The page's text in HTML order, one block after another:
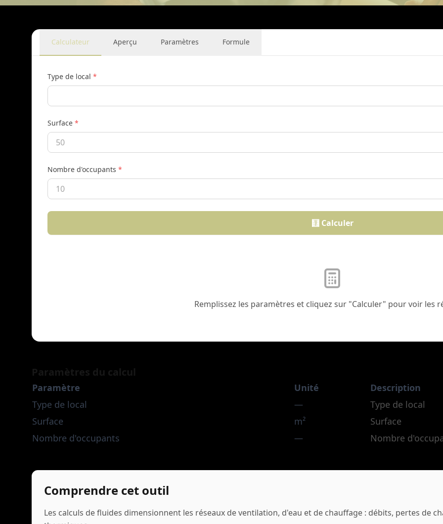
Calculateur Aperçu Paramètres Formule
Type de local *
Surface *
Nombre d'occupants *
🧮 Calculer
Remplissez les paramètres et cliquez sur "Calculer" pour voir les
Paramètre Unité
Description
Type de local
—
Type de local
Surface
m²
Surface
Nombre d'occupants
— Nombre
Comprendre cet outil
Les calculs de fluides dimensionnent les réseaux de ventilation, d'eau et de chauffage : débits, pertes de